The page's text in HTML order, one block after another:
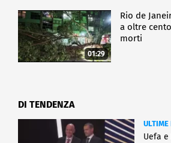
01:29
Rio de
a oltre
morti
DI TENDENZA
ULTIME
Uefa